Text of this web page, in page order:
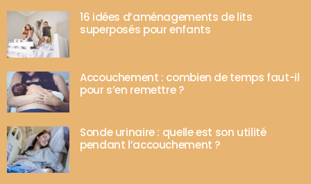
16 idées d’aménagements de lits
superposés pour enfants
Accouchement : combien de temps faut-il
pour s’en remettre ?
Sonde urinaire : quelle est son utilité
pendant l’accouchement ?